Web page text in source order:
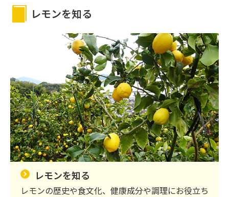
レモンを知る
レモンを知る
レモンの歴史や食文化、健康成分や調理にお役立ち